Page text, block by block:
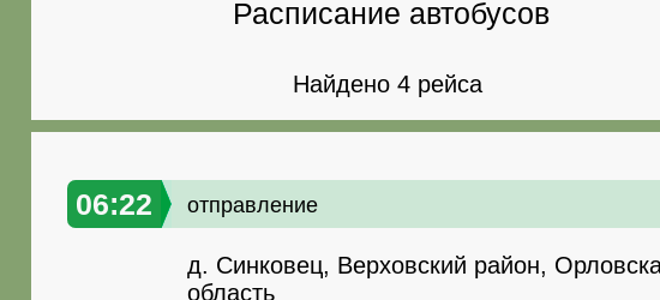
Расписание автобусов
Найдено 4 рейса
06:22 отправление
д. Синковец, Верховский район,
область